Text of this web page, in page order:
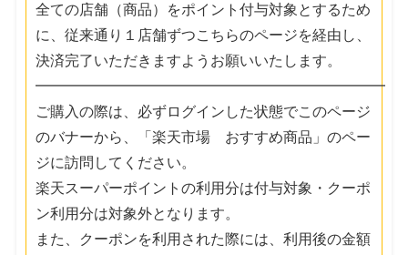
全ての店舗（商品）をポイント付与対象とするため
に、従来通り１店舗ずつこちらのページを経由し、
決済完了いただきますようお願いいたします。
━━━━━━━━━━━━━━━━━━━━━━━━
ご購入の際は、必ずログインした状態でこのページ
のバナーから、「楽天市場 おすすめ商品」のペー
ジに訪問してください。
楽天スーパーポイントの利用分は付与対象・クーポ
ン利用分は対象外となります。
また、クーポンを利用された際には、利用後の金額